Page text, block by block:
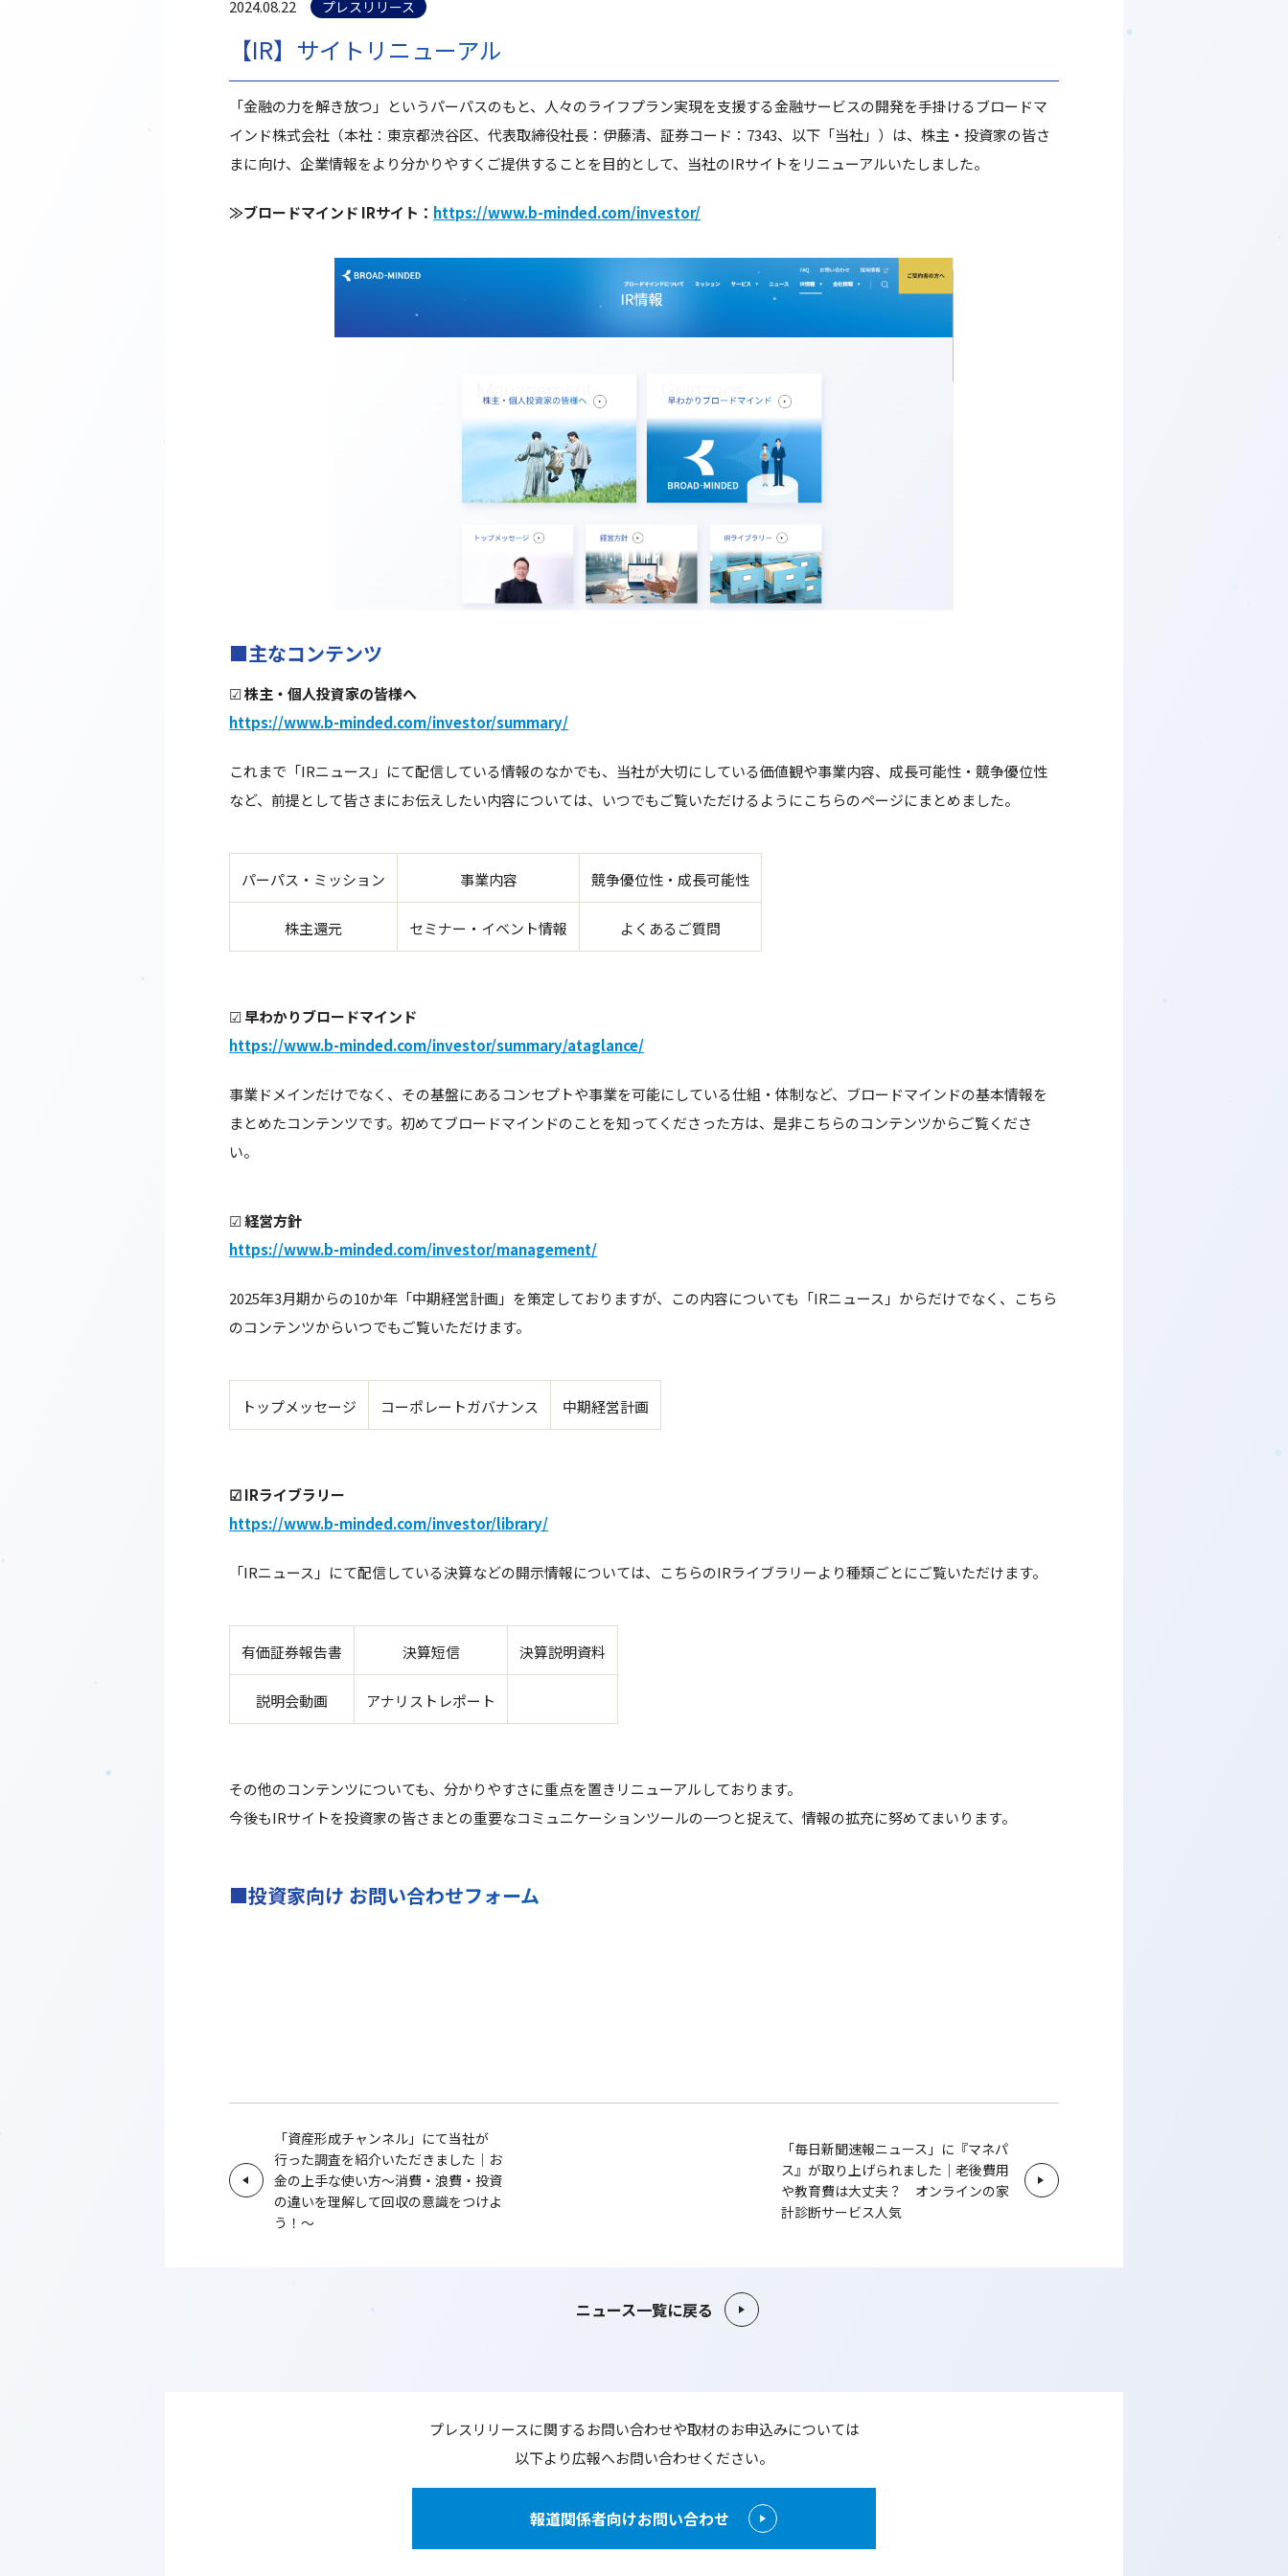
2024.08.22 プレスリリース
【IR】サイトリニューアル
「金融の力を解き放つ」というパーパスのもと、人々のライフプラン実現を支援する金融サービスの開発を手掛けるブロードマ
インド株式会社（本社：東京都渋谷区、代表取締役社長：伊藤清、証券コード：7343、以下「当社」）は、株主・投資家の皆さ
まに向け、企業情報をより分かりやすくご提供することを目的として、当社のIRサイトをリニューアルいたしました。
≫ブロードマインド IRサイト： https://www.b-minded.com/investor/
■主なコンテンツ
☑株主・個人投資家の皆様へ
https://www.b-minded.com/investor/summary/
これまで「IRニュース」にて配信している情報のなかでも、当社が大切にしている価値観や事業内容、成長可能性・競争優位性
など、前提として皆さまにお伝えしたい内容については、いつでもご覧いただけるようにこちらのページにまとめました。
パーパス・ミッション 事業内容 競争優位性・成長可能性
株主還元 セミナー・イベント情報 よくあるご質問
☑早わかりブロードマインド
https://www.b-minded.com/investor/summary/ataglance/
事業ドメインだけでなく、その基盤にあるコンセプトや事業を可能にしている仕組・体制など、ブロードマインドの基本情報を
まとめたコンテンツです。初めてブロードマインドのことを知ってくださった方は、是非こちらのコンテンツからご覧くださ
い。
☑経営方針
https://www.b-minded.com/investor/management/
2025年3月期からの10か年「中期経営計画」を策定しておりますが、この内容についても「IRニュース」からだけでなく、こちら
のコンテンツからいつでもご覧いただけます。
トップメッセージ コーポレートガバナンス 中期経営計画
☑ IRライブラリー
https://www.b-minded.com/investor/library/
「IRニュース」にて配信している決算などの開示情報については、こちらのIRライブラリーより種類ごとにご覧いただけます。
有価証券報告書 決算短信 決算説明資料
説明会動画 アナリストレポート
その他のコンテンツについても、分かりやすさに重点を置きリニューアルしております。
今後もIRサイトを投資家の皆さまとの重要なコミュニケーションツールの一つと捉えて、情報の拡充に努めてまいります。
■投資家向け お問い合わせフォーム
「資産形成チャンネル」にて当社が
行った調査を紹介いただきました｜お
金の上手な使い方～消費・浪費・投資
の違いを理解して回収の意識をつけよ
う！～
「毎日新聞速報ニュース」に『マネパ
ス』が取り上げられました｜老後費用
や教育費は大丈夫？ オンラインの家
計診断サービス人気
ニュース一覧に戻る
プレスリリースに関するお問い合わせや取材のお申込みについては
以下より広報へお問い合わせください。
報道関係者向けお問い合わせ